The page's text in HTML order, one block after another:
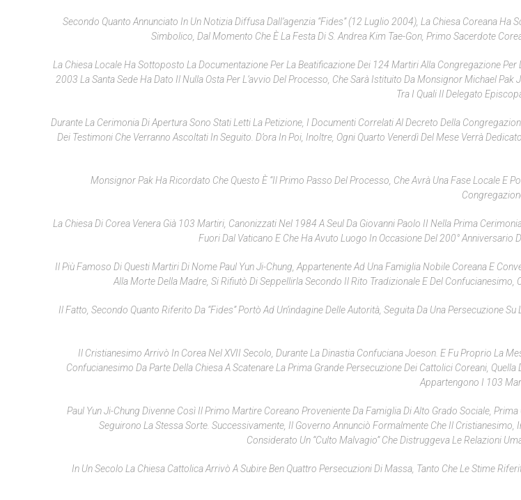
Secondo Quanto Annunciato In Un Notizia Diffusa Dall’agenzia “Fides” (12 Luglio 2004), La Chiesa Coreana Ha
Simbolico, Dal Momento Che È La Festa Di S. Andrea Kim Tae-Gon, Primo Sacerdote
La Chiesa Locale Ha Sottoposto La Documentazione Per La Beatificazione Dei 124 Martiri Alla Congregazione Per
2003 La Santa Sede Ha Dato Il Nulla Osta Per L’avvio Del Processo, Che Sarà Istituito Da Monsignor Michael Pak
Tra I Quali Il Delegato
Durante La Cerimonia Di Apertura Sono Stati Letti La Petizione, I Documenti Correlati Al Decreto Della
Dei Testimoni Che Verranno Ascoltati In Seguito. D’ora In Poi, Inoltre, Ogni Quarto Venerdì Del Mese Verrà
Monsignor Pak Ha Ricordato Che Questo È “il Primo Passo Del Processo, Che Avrà Una Fase Locale E
La Chiesa Di Corea Venera Già 103 Martiri, Canonizzati Nel 1984 A Seul Da Giovanni Paolo II Nella Prima
Fuori Dal Vaticano E Che Ha Avuto Luogo In Occasione Del 200° Anniversario
Il Più Famoso Di Questi Martiri Di Nome Paul Yun Ji-Chung, Appartenente Ad Una Famiglia Nobile Coreana E
Alla Morte Della Madre, Si Rifiutò Di Seppellirla Secondo Il Rito Tradizionale E Del Confucianesimo,
Il Fatto, Secondo Quanto Riferito Da “Fides” Portò Ad Un’indagine Delle Autorità, Seguita Da Una Persecuzione
Il Cristianesimo Arrivò In Corea Nel XVII Secolo, Durante La Dinastia Confuciana Joeson. E Fu Proprio La
Confucianesimo Da Parte Della Chiesa A Scatenare La Prima Grande Persecuzione Dei Cattolici Coreani, Quella
Appartengono I 103
Paul Yun Ji-Chung Divenne Così Il Primo Martire Coreano Proveniente Da Famiglia Di Alto Grado Sociale,
Seguirono La Stessa Sorte. Successivamente, Il Governo Annunciò Formalmente Che Il
Considerato Un “culto Malvagio” Che Distruggeva Le Relazioni
In Un Secolo La Chiesa Cattolica Arrivò A Subire Ben Quattro Persecuzioni Di Massa, Tanto Che Le Stime